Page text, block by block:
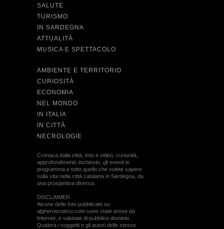
SALUTE
TURISMO
IN SARDEGNA
ATTUALITÀ
MUSICA E SPETTACOLO
AMBIENTE E TERRITORIO
CURIOSITÀ
ECONOMIA
NEL MONDO
IN ITALIA
IN CITTÀ
NECROLOGIE
Cronaca dalla città, foto e video, curiosità,
approfondimenti, inchieste, gli eventi in
programma e tutto quello che volete sapere
sulla vita nella città catalana in Sardegna, da
una prospettiva diversa.
DISCLAIMER
Alcune delle foto pubblicate su
algheroecoeco.com sono state prese da
Internet, e valutate di pubblico dominio.
Qualora i soggetti o gli autori delle stesse